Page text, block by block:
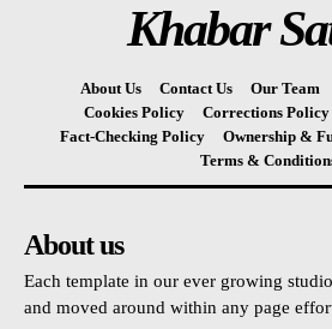
Khabar
About Us Contact Us Our Team
Cookies Policy
Corrections Policy
Fact-Checking Policy
Ownership &
Terms &
About us
Each template in our ever growing
and moved around within any page